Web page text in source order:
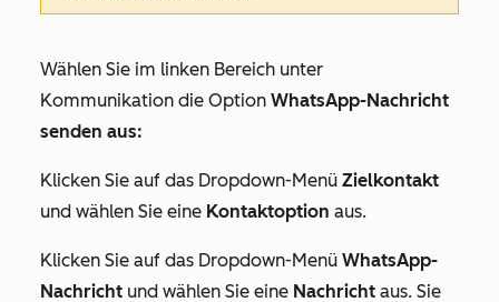
Wählen Sie im linken Bereich unter
Kommunikation die Option WhatsApp-Nachricht
senden aus:
Klicken Sie auf das Dropdown-Menü Zielkontakt
und wählen Sie eine Kontaktoption aus.
Klicken Sie auf das Dropdown-Menü WhatsApp-
Nachricht und wählen Sie eine Nachricht aus. Sie